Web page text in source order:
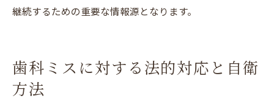
継続するための重要な情報源となります。
歯科ミスに対する法的対応と自衛
方法